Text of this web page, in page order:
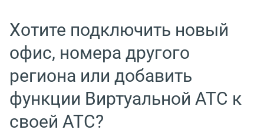
Хотите подключить новый
офис, номера другого
региона или добавить
функции Виртуальной АТС к
своей АТС?